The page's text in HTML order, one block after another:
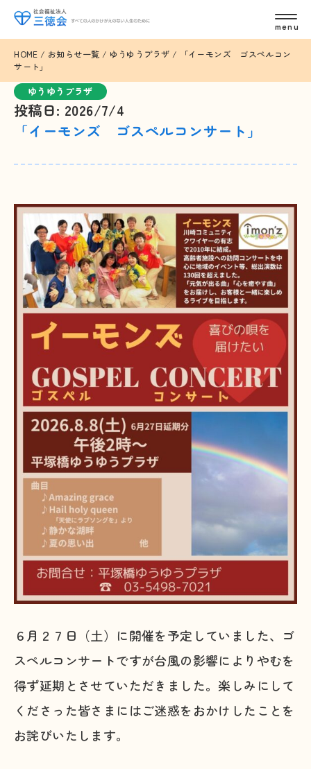
HOME / お知らせ一覧 / ゆうゆうプラザ /
「イーモンズ ゴスペルコン
サート」
ゆうゆうプラザ
投稿日: 2026/7/4
「イーモンズ ゴスペルコンサート」
６月２７日（土）に開催を予定していました、ゴ
スペルコンサートですが台風の影響によりやむを
得ず延期とさせていただきました。楽しみにして
くださった皆さまにはご迷惑をおかけしたことを
お詫びいたします。